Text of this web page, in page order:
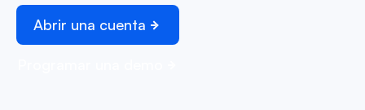
Abrir una cuenta